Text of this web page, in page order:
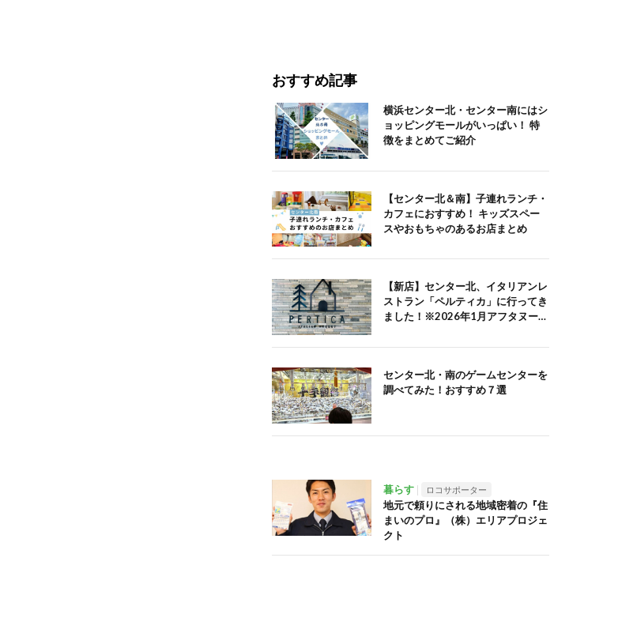
おすすめ記事
横浜センター北・センター南にはシ
ョッピングモールがいっぱい！ 特
徴をまとめてご紹介
【センター北＆南】子連れランチ・
カフェにおすすめ！ キッズスペー
スやおもちゃのあるお店まとめ
【新店】センター北、イタリアンレ
ストラン「ペルティカ」に行ってき
ました！※2026年1月アフタヌーン
センター北・南のゲームセンターを
調べてみた！おすすめ７選
暮らす ロコサポーター
地元で頼りにされる地域密着の『住
まいのプロ』（株）エリアプロジェ
クト